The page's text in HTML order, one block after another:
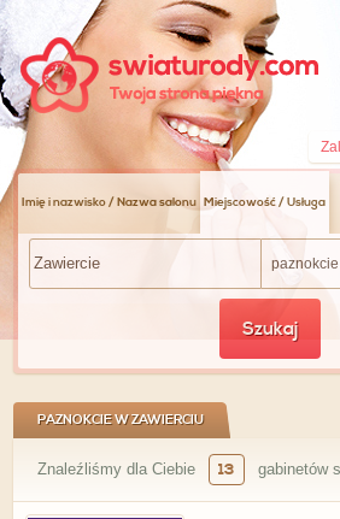
Imię i nazwisko / Nazwa salonu Miejscowość / Usługa
paznokcie
Szukaj
PAZNOKCIE W ZAWIERCIU
Znaleźliśmy dla Ciebie 13 gabinetów